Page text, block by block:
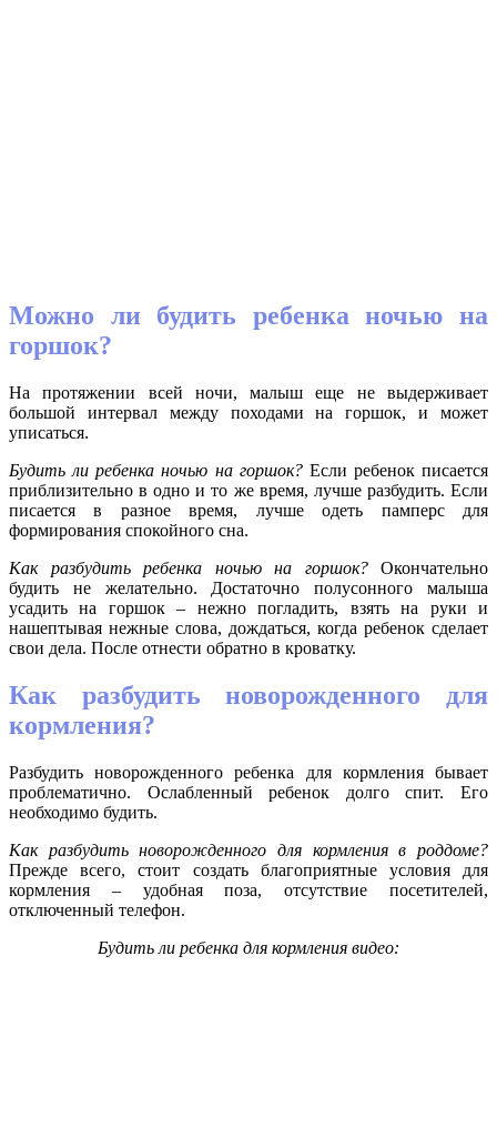
Можно ли будить ребенка ночью на
горшок?
На протяжении всей ночи, малыш еще не выдерживает
большой интервал между походами на горшок, и может
уписаться.
Будить ли ребенка ночью на горшок?Если ребенок писается
приблизительно в одно и то же время, лучше разбудить. Если
писается в разное время, лучше одеть памперс для
формирования спокойного сна.
Как разбудить ребенка ночью на горшок?Окончательно
будить не желательно. Достаточно полусонного малыша
усадить на горшок – нежно погладить, взять на руки и
нашептывая нежные слова, дождаться, когда ребенок сделает
свои дела. После отнести обратно в кроватку.
Как разбудить новорожденного для
кормления?
Разбудить новорожденного ребенка для кормления бывает
проблематично. Ослабленный ребенок долго спит. Его
необходимо будить.
Как разбудить новорожденного для кормления в роддоме?
Прежде всего, стоит создать благоприятные условия для
кормления – удобная поза, отсутствие посетителей,
отключенный телефон.
Будить ли ребенка для кормления видео: